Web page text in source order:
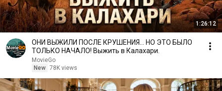
1:26:12
ОНИ ВЫЖИЛИ ПОСЛЕ КРУШЕНИЯ... НО ЭТО БЫЛО
ТОЛЬКО НАЧАЛО! Выжить в Калахари.
MovieGo
New 78K views